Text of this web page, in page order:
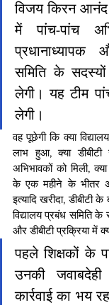
विजय किरन आनंद
में पांच-पांच
प्रधानाध्यापक
समिति के
लेगी। यह टीम
लेगी।
वह पूछेगी कि क्या
लाभ हुआ, क्या
अभिभावकों को मिली,
के एक महीने के भीतर
इत्यादि खरीदा, डीबीटी
विद्यालय प्रबंध समिति के
और डीबीटी प्रक्रिया में
पहले शिक्षकों के
उनकी
कार्रवाई का भय